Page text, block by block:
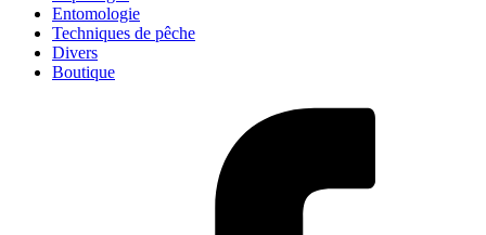
Entomologie
Techniques de pêche
Divers
Boutique